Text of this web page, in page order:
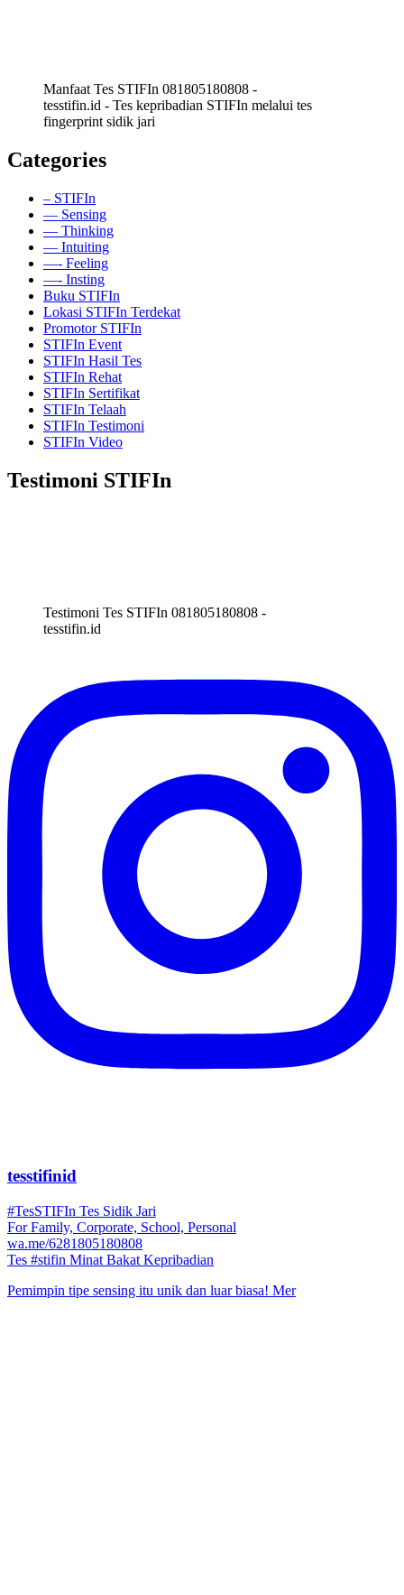
Manfaat Tes STIFIn 081805180808 -
tesstifin.id - Tes kepribadian STIFIn melalui tes
fingerprint sidik jari
Categories
– STIFIn
— Sensing
— Thinking
— Intuiting
—- Feeling
—- Insting
Buku STIFIn
Lokasi STIFIn Terdekat
Promotor STIFIn
STIFIn Event
STIFIn Hasil Tes
STIFIn Rehat
STIFIn Sertifikat
STIFIn Telaah
STIFIn Testimoni
STIFIn Video
Testimoni STIFIn
Testimoni Tes STIFIn 081805180808 -
tesstifin.id
tesstifinid
#TesSTIFIn Tes Sidik Jari
For Family, Corporate, School, Personal
wa.me/6281805180808
Tes #stifin Minat Bakat Kepribadian
Pemimpin tipe sensing itu unik dan luar biasa! Mer